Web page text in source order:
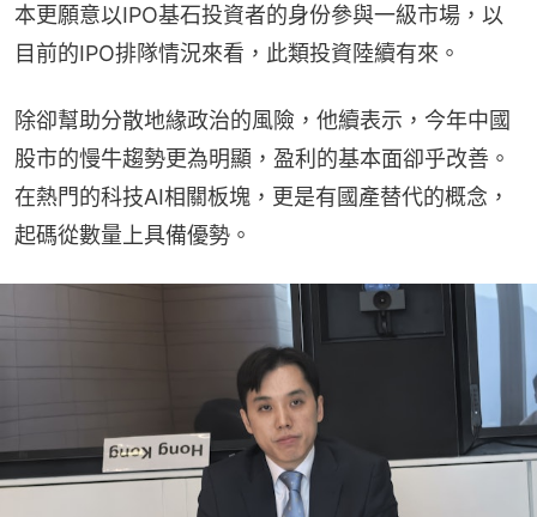
本更願意以IPO基石投資者的身份參與一級市場，以
目前的IPO排隊情況來看，此類投資陸續有來。
除卻幫助分散地緣政治的風險，他續表示，今年中國
股市的慢牛趨勢更為明顯，盈利的基本面卻乎改善。
在熱門的科技AI相關板塊，更是有國產替代的概念，
起碼從數量上具備優勢。